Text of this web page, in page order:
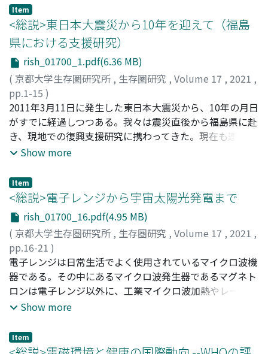
Item
<総説>東日本大震災から10年を迎えて（福島
県における支援研究）
rish_01700_1.pdf(6.36 MB)
( 京都大学生存圏研究所 , 生存圏研究 , Volume 17 , 2021 ,
pp.1-15 )
上田, 義勝;杉山, 暁史;徳田, 陽明;二瓶, 直登;谷垣, 実;
Ueda, Yoshikatsu;Sugiyama, Akifumi;Tokuda, Yomei;
Nihei, Naoto;Tanigaki, Minoru;90362417 20598601
90314294
2011年3月11日に発生した東日本大震災から、10年の月日
がすでに経過しつつある。我々は震災直後から福島県に赴
き、現地での復興支援研究に携わってきた。現在も連携支
援を模索しながら、研究活動、および研究成果を議論する
は、放射性セシウムの除去のため、いち早く微細気泡技術
に着目し、除染実証事業として現地での実証実験を行っ
た。また、その後の福島県との新しい共同研究として、観
葉植物の延命などの微細気泡技術の農業利用や、長期間に
わたる環境放射能のリアルタイムモニタリングなど、10年
を経過しつつある現在でも国際的・学際融合的研究を幅広
く続けてきている。本稿では、我々の福島県での研究に関
する成果、および公開シンポジウムについてのこれまでの
活動をまとめ、今後の連携支援研究にもつながる形とし
て、ここに報告するものである。
Show more
Item
<総説>電子レンジから宇宙太陽光発電まで
rish_01700_16.pdf(4.95 MB)
( 京都大学生存圏研究所 , 生存圏研究 , Volume 17 , 2021 ,
pp.16-21 )
楊, 波;Yang, Bo
電子レンジは日常生活でよく使用されているマイクロ波機
器である。その中にあるマイクロ波発生器であるマグネト
ロンは電子レンジ以外に、工業マイクロ波加熱やレーダー
など業界にも多く応用されている。今年はマグネトロンが
マイクロ波無線電力伝送技術及びこの技術に関わる宇宙太
陽光発電構想を解説する。
Show more
Item